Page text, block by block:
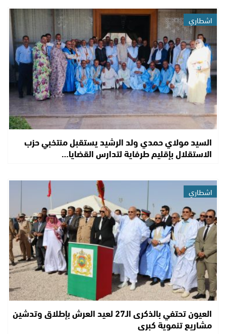
اشطاري
السيد مولاي حمدي ولد الرشيد يستقبل منتخبي حزب
الاستقلال بإقليم طرفاية لتدارس القضايا…
اشطاري
العيون تحتفي بالذكرى الـ27 لعيد العرش بإطلاق وتدشين
مشاريع تنموية كبرى